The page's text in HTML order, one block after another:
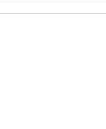
より、お客
レットド